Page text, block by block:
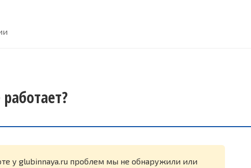
у glubinnaya.ru проблем мы не обнаружили или